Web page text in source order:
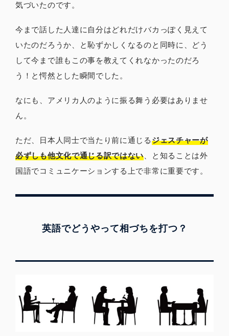
気づいたのです。
今まで話した人達に自分はどれだけバカっぽく見えて
いたのだろうか、と恥ずかしくなるのと同時に、どう
して今まで誰もこの事を教えてくれなかったのだろ
う！と愕然とした瞬間でした。
なにも、アメリカ人のように振る舞う必要はありませ
ん。
ただ、日本人同士で当たり前に通じるジェスチャーが
必ずしも他文化で通じる訳ではない、と知ることは外
国語でコミュニケーションする上で非常に重要です。
英語でどうやって相づちを打つ？